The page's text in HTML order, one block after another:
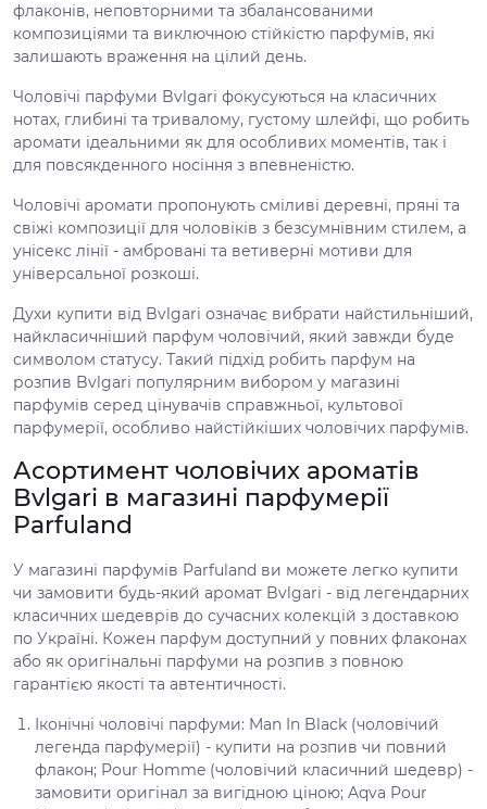
флаконів, неповторними та збалансованими
композиціями та виключною стійкістю парфумів, які
залишають враження на цілий день.
Чоловічі парфуми Bvlgari фокусуються на класичних
нотах, глибині та тривалому, густому шлейфі, що робить
аромати ідеальними як для особливих моментів, так і
для повсякденного носіння з впевненістю.
Чоловічі аромати пропонують сміливі деревні, пряні та
свіжі композиції для чоловіків з безсумнівним стилем, а
унісекс лінії - амбровані та ветиверні мотиви для
універсальної розкоші.
Духи купити від Bvlgari означає вибрати найстильніший,
найкласичніший парфум чоловічий, який завжди буде
символом статусу. Такий підхід робить парфум на
розпив Bvlgari популярним вибором у магазині
парфумів серед цінувачів справжньої, культової
парфумерії, особливо найстійкіших чоловічих парфумів.
Асортимент чоловічих ароматів
Bvlgari в магазині парфумерії
Parfuland
У магазині парфумів Parfuland ви можете легко купити
чи замовити будь-який аромат Bvlgari - від легендарних
класичних шедеврів до сучасних колекцій з доставкою
по Україні. Кожен парфум доступний у повних флаконах
або як оригінальні парфуми на розпив з повною
гарантією якості та автентичності.
Іконічні чоловічі парфуми: Man In Black (чоловічий
легенда парфумерії) - купити на розпив чи повний
флакон; Pour Homme (чоловічий класичний шедевр) -
замовити оригінал за вигідною ціною; Aqva Pour